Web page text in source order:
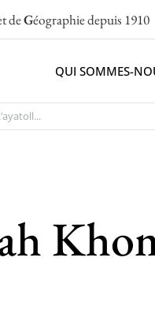
deGéographiedepuis 1910
QUI SOMMES-